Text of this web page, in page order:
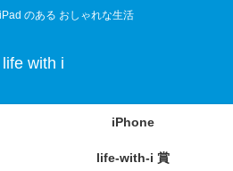
のある おしゃれな生活
life with i
iPhone
life-with-i 賞